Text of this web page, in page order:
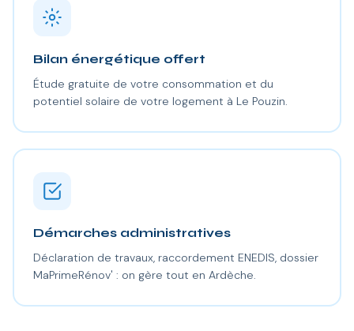
Bilan énergétique offert
Étude gratuite de votre consommation et du
potentiel solaire de votre logement à Le Pouzin.
Démarches administratives
Déclaration de travaux, raccordement ENEDIS, dossier
MaPrimeRénov' : on gère tout en Ardèche.